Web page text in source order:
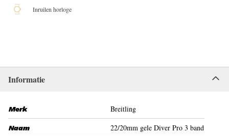
Inruilen horloge
Informatie
Merk Breitling
Naam 22/20mm gele Diver Pro 3 band